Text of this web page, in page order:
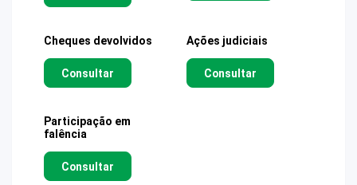
Cheques devolvidos
Consultar
Ações judiciais
Consultar
Participação em
falência
Consultar